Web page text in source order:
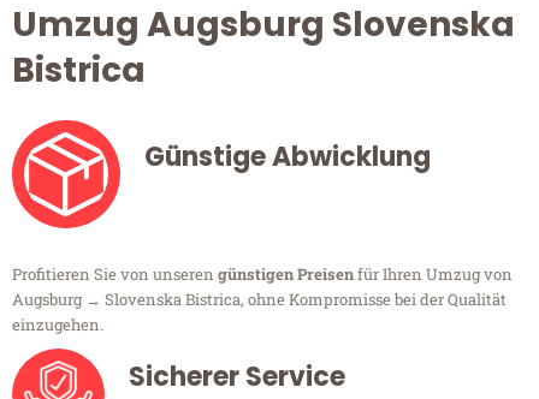
Umzug Augsburg Slovenska
Bistrica
Günstige Abwicklung
Profitieren Sie von unseren günstigen Preisenfür Ihren Umzug von
Augsburg → Slovenska Bistrica, ohne Kompromisse bei der Qualität
einzugehen.
Sicherer Service